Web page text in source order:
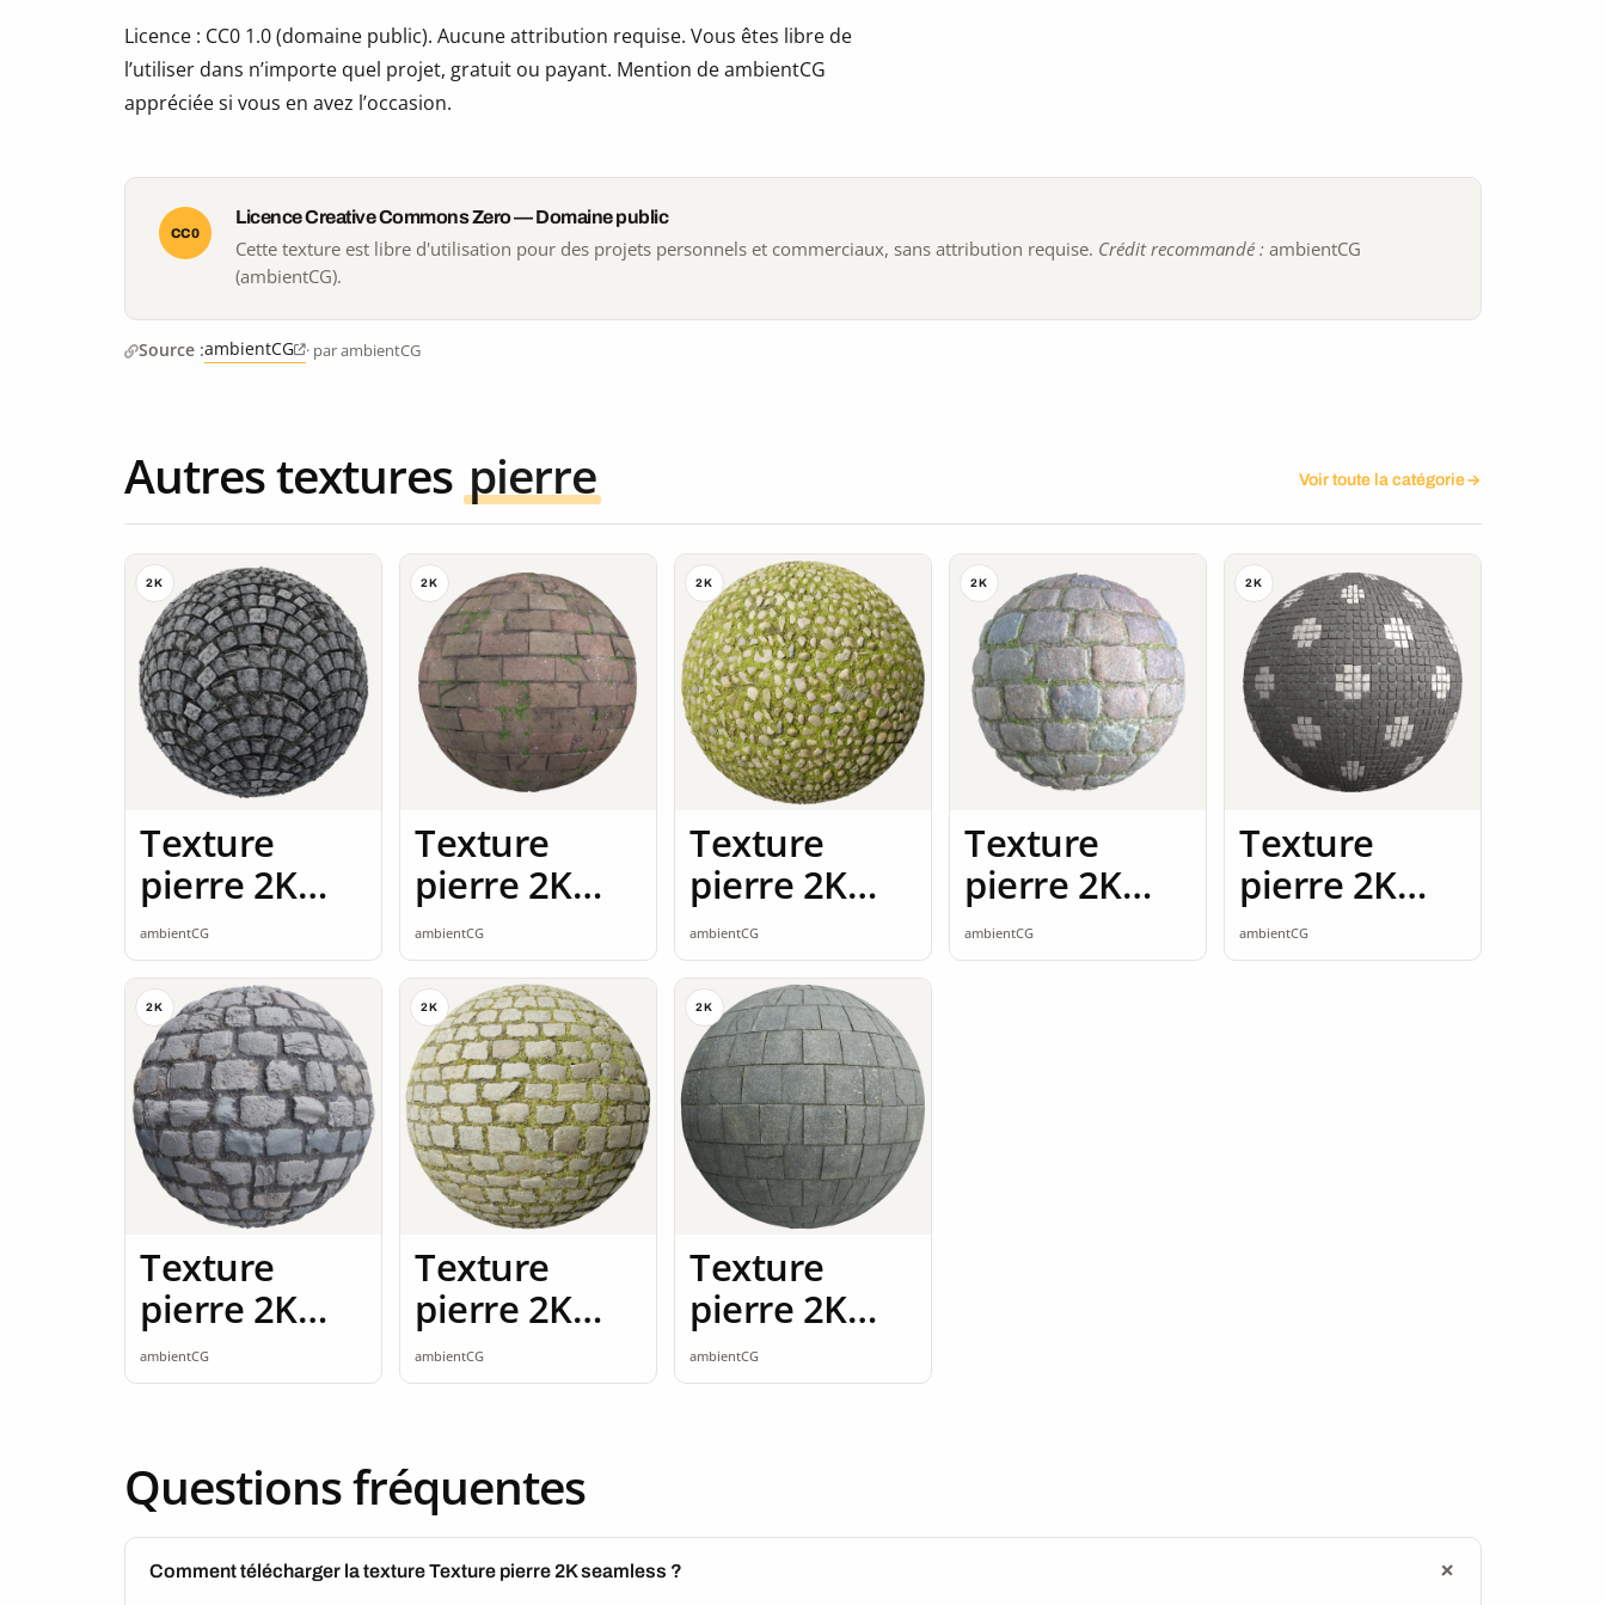
Licence : CC0 1.0 (domaine public). Aucune attribution requise. Vous êtes libre de
l’utiliser dans n’importe quel projet, gratuit ou payant. Mention de ambientCG
appréciée si vous en avez l’occasion.
CC0
Licence Creative Commons Zero — Domaine public
Cette texture est libre d'utilisation pour des projets personnels et commerciaux, sans attribution requise. Crédit recommandé : ambientCG
(ambientCG).
Source :ambientCG · par ambientCG
Autres textures pierre Voir toute la catégorie
2K
Texture
pierre 2K
seamless
ambientCG
2K
Texture
pierre 2K
seamless
ambientCG
2K
Texture
pierre 2K
seamless
ambientCG
2K
Texture
pierre 2K
seamless
ambientCG
2K
Texture
pierre 2K
seamless
ambientCG
2K
Texture
pierre 2K
seamless
ambientCG
2K
Texture
pierre 2K
seamless
ambientCG
2K
Texture
pierre 2K
seamless
ambientCG
Questions fréquentes
Comment télécharger la texture Texture pierre 2K seamless ?